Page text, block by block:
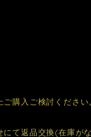
購入ご検討ください
て返品交換(在庫が